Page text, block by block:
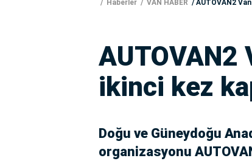
Haberler VAN HABER AUTOVAN2
AUTOVAN2
ikinci kez
Doğu ve Güneydoğu
organizasyonu